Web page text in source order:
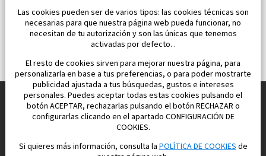
Construimos y vendemos propiedades
para su vida feliz en España
Las cookies pueden ser de varios tipos: las cookies técnicas son
necesarias para que nuestra página web pueda funcionar, no
necesitan de tu autorización y son las únicas que tenemos
activadas por defecto. .
El resto de cookies sirven para mejorar nuestra página, para
personalizarla en base a tus preferencias, o para poder mostrarte
publicidad ajustada a tus búsquedas, gustos e intereses
personales. Puedes aceptar todas estas cookies pulsando el
botón ACEPTAR, rechazarlas pulsando el botón RECHAZAR o
configurarlas clicando en el apartado CONFIGURACIÓN DE
COOKIES.
Si quieres más información, consulta laPOLÍTICA DE COOKIESde